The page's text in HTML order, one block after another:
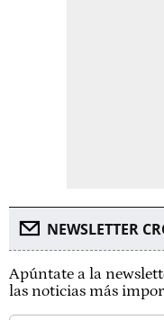
NEWSLETTER
Apúntate a la
las noticias más